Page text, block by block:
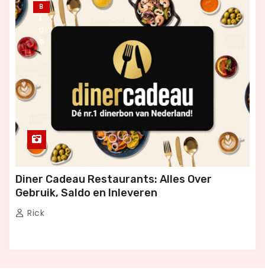
B
L
O
G
Diner Cadeau Restaurants: Alles Over
Gebruik, Saldo en Inleveren
Rick